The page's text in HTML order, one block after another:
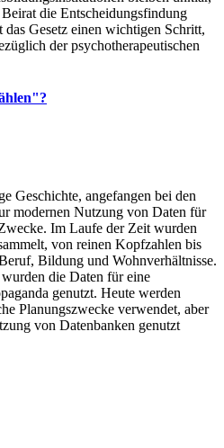
die Entscheidungsfindung
das Gesetz einen wichtigen Schritt,
der psychotherapeutischen
Geschichte, angefangen bei den
modernen Nutzung von Daten für
Im Laufe der Zeit wurden
von reinen Kopfzahlen bis
Bildung und Wohnverhältnisse.
die Daten für eine
genutzt. Heute werden
Planungszwecke verwendet, aber
von Datenbanken genutzt